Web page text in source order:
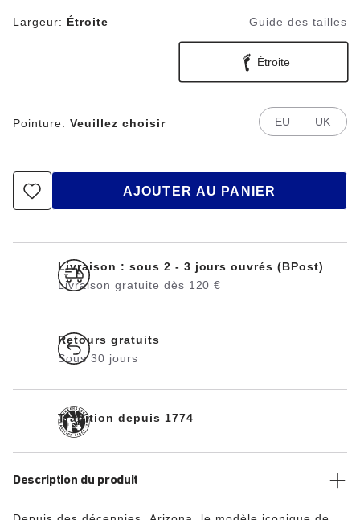
iLargeur: Étroite Guide des tailles
Étroite
Pointure: Veuillez choisir EU UK
AJOUTER AU PANIER
Livraison : sous 2 - 3 jours ouvrés (BPost)
Livraison gratuite dès 120 €
Retours gratuits
Sous 30 jours
Tradition depuis 1774
Description du produit